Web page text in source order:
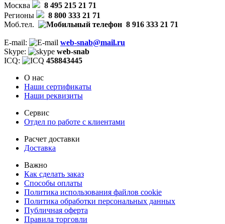
Москва
8 495 215 21 71
Регионы
8 800 333 21 71
Моб.тел.
8 916 333 21 71
E-mail:
web-snab@mail.ru
Skype:
web-snab
ICQ:
458843445
О нас
Наши сертификаты
Наши реквизиты
Сервис
Отдел по работе с клиентами
Расчет доставки
Доставка
Важно
Как сделать заказ
Способы оплаты
Политика использования файлов cookie
Политика обработки персональных данных
Публичная оферта
Правила торговли